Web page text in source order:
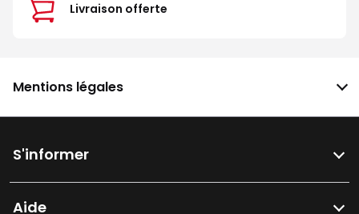
Livraison offerte
Mentions légales
S'informer
Aide